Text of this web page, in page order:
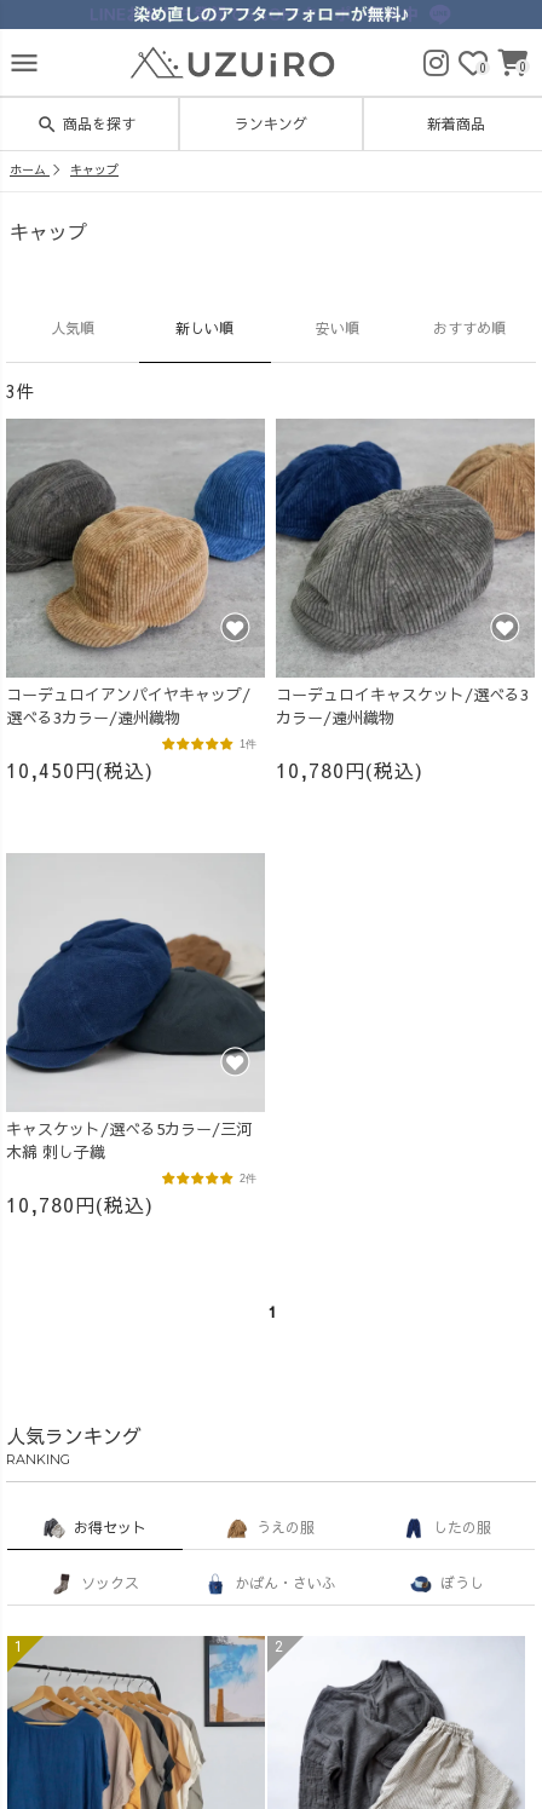
menu 0 0
search 商品を探す ランキング 新着商品
ホーム キャップ
キャップ
人気順 新しい順 安い順 おすすめ順
3件
コーデュロイアンパイヤキャップ/
選べる3カラー/遠州織物
10,450円(税込)
1件
コーデュロイキャスケット/選べる3
カラー/遠州織物
10,780円(税込)
キャスケット/選べる5カラー/三河
木綿 刺し子織
10,780円(税込)
2件
1
人気ランキング
RANKING
お得セット うえの服 したの服
ソックス かばん・さいふ ぼうし